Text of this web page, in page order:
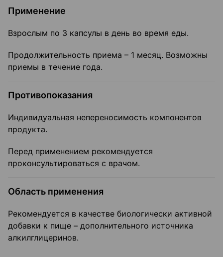
Применение
Взрослым по 3 капсулы в день во время еды.
Продолжительность приема – 1 месяц. Возможны
приемы в течение года.
Противопоказания
Индивидуальная непереносимость компонентов
продукта.
Перед применением рекомендуется
проконсультироваться с врачом.
Область применения
Рекомендуется в качестве биологически активной
добавки к пище – дополнительного источника
алкилглицеринов.